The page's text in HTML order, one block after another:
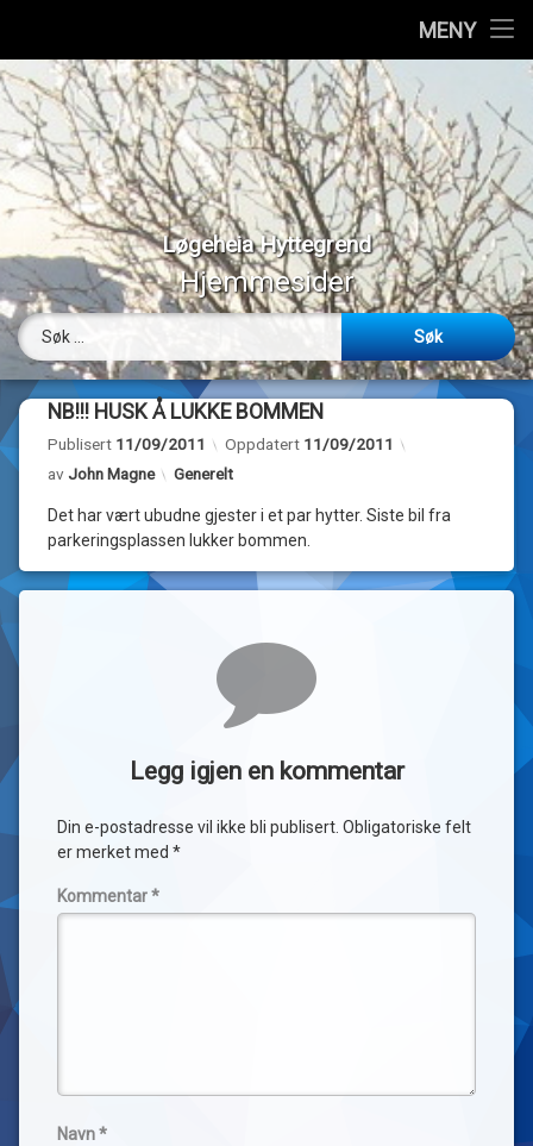
MENY
Vedtekter
Styremedlemmer
Medlemmer
Værmeldinger
Panoramabilder
Bilder
Webkamera
Om…
Hopp
til
innhold
Løgeheia Hyttegrend
Hjemmesider
Søk etter:
NB!!! HUSK Å LUKKE BOMMEN
Publisert 11/09/2011 Oppdatert 11/09/2011
avJohn Magne Kategorier:
Generelt
Det har vært ubudne gjester i et par hytter. Siste bil fra
parkeringsplassen lukker bommen.
Legg igjen en kommentar
Din e-postadresse vil ikke bli publisert. Obligatoriske felt
er merket med *
Kommentar*
Navn*